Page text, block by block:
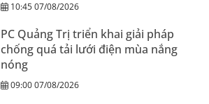
10:45 07/08/2026
PC Quảng Trị triển khai giải pháp
chống quá tải lưới điện mùa nắng
nóng
09:00 07/08/2026